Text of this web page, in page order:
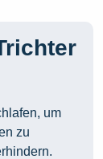
um
zu